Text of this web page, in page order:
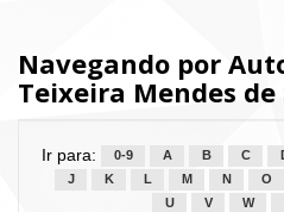
Navegando por
Teixeira Mendes de
Ir para: 0-9 A B C
J
K L M N O
U
V W